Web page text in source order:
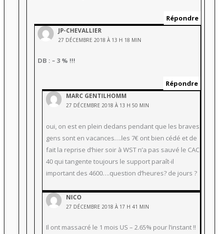
Répondre
JP-CHEVALLIER
27 DÉCEMBRE 2018 À 13 H 18 MIN
DB : – 3 % !!!
Répondre
MARC GENTILHOMM
27 DÉCEMBRE 2018 À 13 H 50 MIN
oui, on est en plein dedans pendant que les braves
gens sont en vacances….les 7€ ont bien cédé et de
fait la reprise d’hier soir à WST n’a pas sauvé le CAC
40 qui tangente toujours le support paraît-il
important des 4600….question d’heures? de jours ?
NICO
27 DÉCEMBRE 2018 À 17 H 41 MIN
Il ont massacré le 1 mois US – 2.65% pour l’instant !!